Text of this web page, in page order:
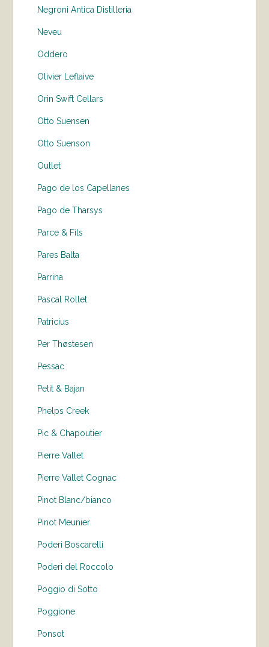
Negroni Antica Distilleria
Neveu
Oddero
Olivier Leflaive
Orin Swift Cellars
Otto Suensen
Otto Suenson
Outlet
Pago de los Capellanes
Pago de Tharsys
Parce & Fils
Pares Balta
Parrina
Pascal Rollet
Patricius
Per Thøstesen
Pessac
Petit & Bajan
Phelps Creek
Pic & Chapoutier
Pierre Vallet
Pierre Vallet Cognac
Pinot Blanc/bianco
Pinot Meunier
Poderi Boscarelli
Poderi del Roccolo
Poggio di Sotto
Poggione
Ponsot